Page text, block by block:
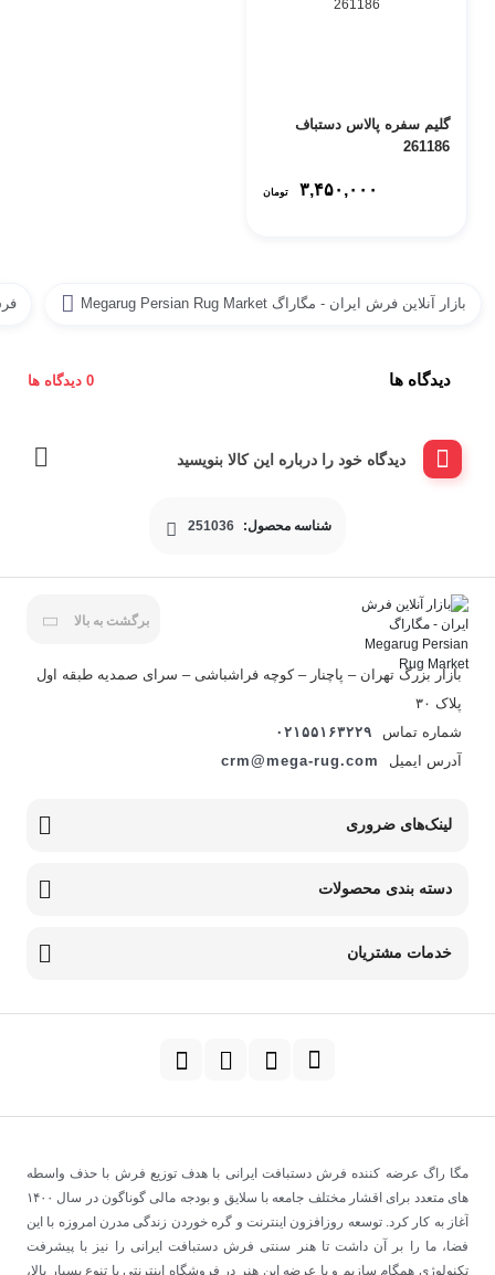
گلیم سفره پالاس دستباف
261186
۳,۴۵۰,۰۰۰ تومان
بازار آنلاین فرش ایران - مگاراگ Megarug Persian Rug Market
دیدگاه ها 0 دیدگاه ها
دیدگاه خود را درباره این کالا بنویسید
شناسه محصول: 251036
برگشت به بالا
بازار بزرگ تهران – پاچنار – کوچه فراشباشی – سرای صمدیه طبقه اول
پلاک ۳۰
شماره تماس
۰۲۱۵۵۱۶۳۲۲۹
آدرس ایمیل
crm@mega-rug.com
لینک‌های ضروری
دسته بندی محصولات
خدمات مشتریان
مگا راگ عرضه کننده فرش دستبافت ایرانی با هدف توزیع فرش با حذف واسطه
های متعدد برای اقشار مختلف جامعه با سلایق و بودجه مالی گوناگون در سال
آغاز به کار کرد.توسعه روزافزون اینترنت و گره خوردن زندگی مدرن امروزه با این
فضا، ما را بر آن داشت تا هنر سنتی فرش دستبافت ایرانی را نیز با پیشرفت
تکنولوژی همگام سازیم و با عرضه این هنر در فروشگاه اینترنتی با تنوع بسیار بالا،